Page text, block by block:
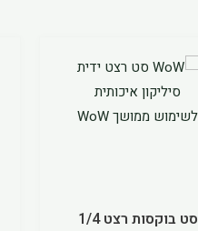
המוצר
סט בוקסות רצט 1/4